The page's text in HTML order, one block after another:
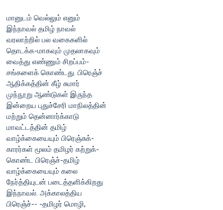
மானுடம் வெல்லும் எனும்
இந்நாவல் தமிழ் நாவல்
வரலாற்றில் பல வகைகளில்
தொடக்க-மாகவும் முதலாகவும்
வைத்து எண்ணும் சிறப்பம்-
சங்களைக் கொண்டது. பிரெஞ்ச்
ஆதிக்கத்தின் கீழ் சுமார்
முந்நூறு ஆண்டுகள் இருந்த
இன்றைய புதுச்சேரி மாநிலத்தின்
மற்றும் தென்னார்க்காடு
மாவட்டத்தின் தமிழ்
வாழ்க்கையையும் பிரெஞ்சுக்-
காரர்கள் மூலம் தமிழர் கற்றுக்-
கொண்ட பிரெஞ்ச்-தமிழ்
வாழ்க்கையையும் கலை
நேர்த்தியுடன் படைத்தளிக்கிறது
இந்நாவல். அக்காலத்திய
பிரெஞ்ச்-- -தமிழர் மொழி,